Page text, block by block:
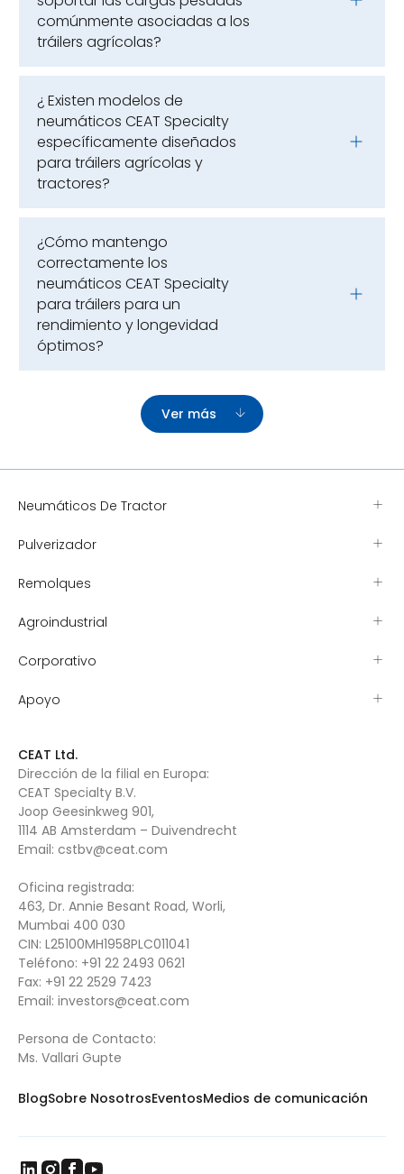
comúnmente asociadas a los
tráilers agrícolas?
¿ Existen modelos de
neumáticos CEAT Specialty
específicamente diseñados
para tráilers agrícolas y
tractores?
¿Cómo mantengo
correctamente los
neumáticos CEAT Specialty
para tráilers para un
rendimiento y longevidad
óptimos?
Ver más
Neumáticos De Tractor
Pulverizador
Remolques
Agroindustrial
Corporativo
Apoyo
CEAT Ltd.
Dirección de la filial en Europa:
CEAT Specialty B.V.
Joop Geesinkweg 901,
1114 AB Amsterdam – Duivendrecht
Email: cstbv@ceat.com
Oficina registrada:
463, Dr. Annie Besant Road, Worli,
Mumbai 400 030
CIN: L25100MH1958PLC011041
Teléfono: +91 22 2493 0621
Fax: +91 22 2529 7423
Email: investors@ceat.com
Persona de Contacto:
Ms. Vallari Gupte
BlogSobre NosotrosEventosMedios de comunicación